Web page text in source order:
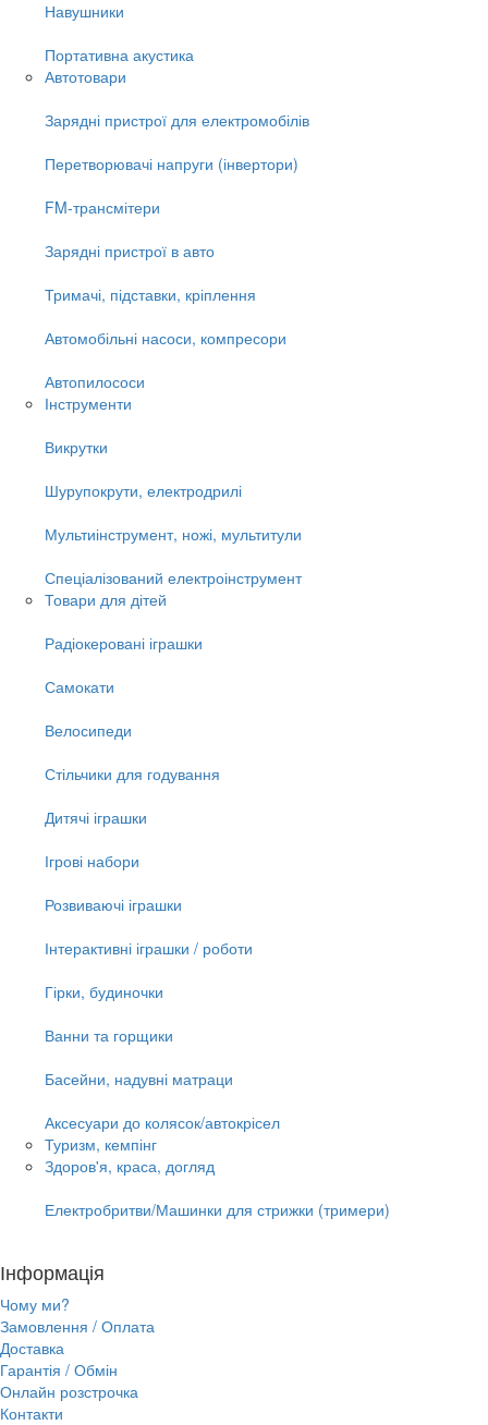
Навушники
Портативна акустика
Автотовари
Зарядні пристрої для електромобілів
Перетворювачі напруги (інвертори)
FM-трансмітери
Зарядні пристрої в авто
Тримачі, підставки, кріплення
Автомобільні насоси, компресори
Автопилососи
Інструменти
Викрутки
Шурупокрути, електродрилі
Мультиінструмент, ножі, мультитули
Спеціалізований електроінструмент
Товари для дітей
Радіокеровані іграшки
Самокати
Велосипеди
Стільчики для годування
Дитячі іграшки
Ігрові набори
Розвиваючі іграшки
Інтерактивні іграшки / роботи
Гірки, будиночки
Ванни та горщики
Басейни, надувні матраци
Аксесуари до колясок/автокрісел
Туризм, кемпінг
Здоров'я, краса, догляд
Електробритви/Машинки для стрижки (тримери)
Інформація
Чому ми?
Замовлення / Оплата
Доставка
Гарантія / Обмін
Онлайн розстрочка
Контакти